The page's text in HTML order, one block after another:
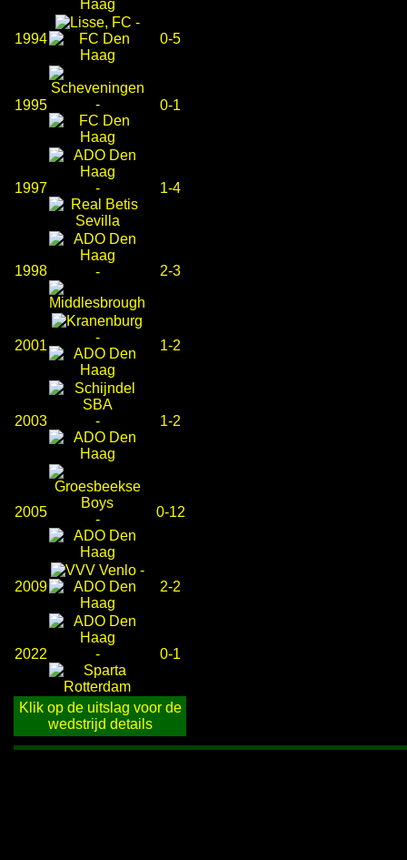
1994
-
0-5
1995 - 0-1
1997 - 1-4
1998 - 2-3
2001
-
1-2
2003 - 1-2
2005 - 0-12
2009
-
2-2
2022 - 0-1
Klik op de uitslag voor de
wedstrijd details